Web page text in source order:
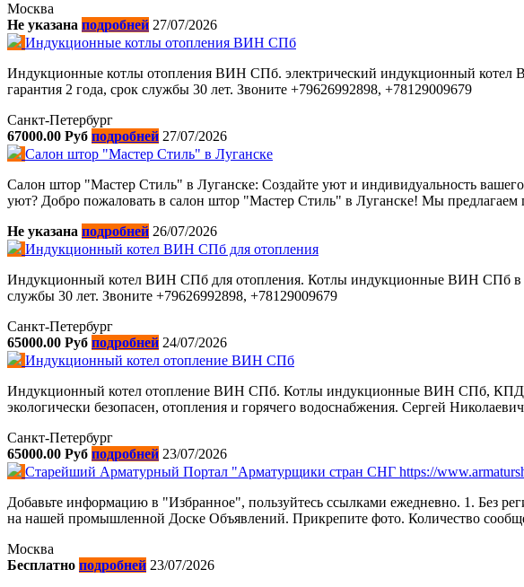
Москва
Не указана подробней 27/07/2026
Индукционные котлы отопления ВИН СПб
Индукционные котлы отопления ВИН СПб. электрический индукционный котел
гарантия 2 года, срок службы 30 лет. Звоните +79626992898, +78129009679
Санкт-Петербург
67000.00 Руб подробней 27/07/2026
Салон штор "Мастер Стиль" в Луганске
Салон штор "Мастер Стиль" в Луганске: Создайте уют и индивидуальность
уют? Добро пожаловать в салон штор "Мастер Стиль" в Луганске! Мы
Не указана подробней 26/07/2026
Индукционный котел ВИН СПб для отопления
Индукционный котел ВИН СПб для отопления. Котлы индукционные ВИН СПб в
службы 30 лет. Звоните +79626992898, +78129009679
Санкт-Петербург
65000.00 Руб подробней 24/07/2026
Индукционный котел отопление ВИН СПб
Индукционный котел отопление ВИН СПб. Котлы индукционные ВИН СПб, КПД
экологически безопасен, отопления и горячего водоснабжения. Сергей
Санкт-Петербург
65000.00 Руб подробней 23/07/2026
Старейший Арматурный Портал "Арматурщики стран СНГ https://
Добавьте информацию в "Избранное", пользуйтесь ссылками ежедневно. 1. Без
на нашей промышленной Доске Объявлений. Прикрепите фото. Количество
Москва
Бесплатно подробней 23/07/2026